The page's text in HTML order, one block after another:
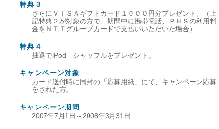
特典３
さらにＶＩＳＡギフトカード１０００円分プレゼント。（上
記特典２が対象の方で、期間中に携帯電話、ＰＨＳの利用料
金をＮＴＴグループカードで支払いいただいた場合）
特典４
抽選でiPod シャッフルをプレゼント。
キャンペーン対象
カード送付時に同封の「応募用紙」にて、キャンペーン応募
をされた方。
キャンペーン期間
2007年7月1日～2008年3月31日